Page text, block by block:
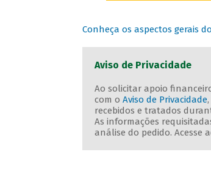
Conheça os aspectos gerais
Aviso de Privacidade
Ao solicitar apoio
com o Aviso de Privacidade
recebidos e tratados
As informações
análise do pedido. Acesse